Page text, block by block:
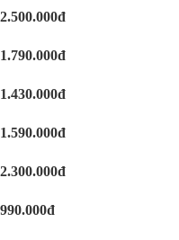
2.500.000đ
1.790.000đ
1.430.000đ
1.590.000đ
2.300.000đ
990.000đ